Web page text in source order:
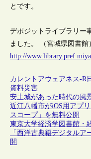
とです。
デポジットライブラリー
ました。 （宮城県図書館
http://
カレントアウェアネス-R
資料災害
安土城があった時代の風
近江八幡市がiOS用アプ
スコープ」を無料公開
東京大学経済学図書館・
「西洋古典籍デジタルア
開